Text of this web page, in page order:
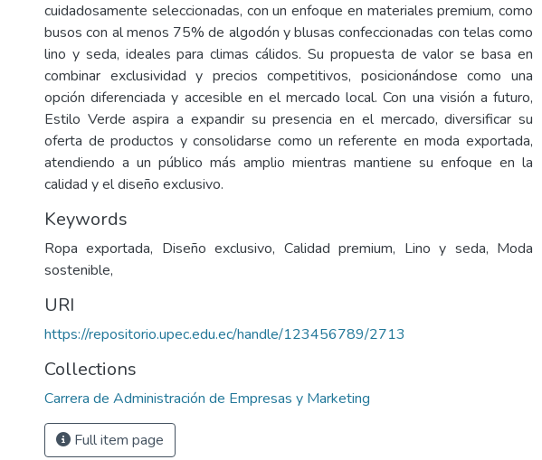
cuidadosamente seleccionadas, con un enfoque en materiales premium, como
busos con al menos 75% de algodón y blusas confeccionadas con telas como
lino y seda, ideales para climas cálidos. Su propuesta de valor se basa en
combinar exclusividad y precios competitivos, posicionándose como una
opción diferenciada y accesible en el mercado local. Con una visión a futuro,
Estilo Verde aspira a expandir su presencia en el mercado, diversificar su
oferta de productos y consolidarse como un referente en moda exportada,
atendiendo a un público más amplio mientras mantiene su enfoque en la
calidad y el diseño exclusivo.
Keywords
Ropa exportada, Diseño exclusivo, Calidad premium, Lino y seda, Moda
sostenible,
URI
https://repositorio.upec.edu.ec/handle/123456789/2713
Collections
Carrera de Administración de Empresas y Marketing
Full item page